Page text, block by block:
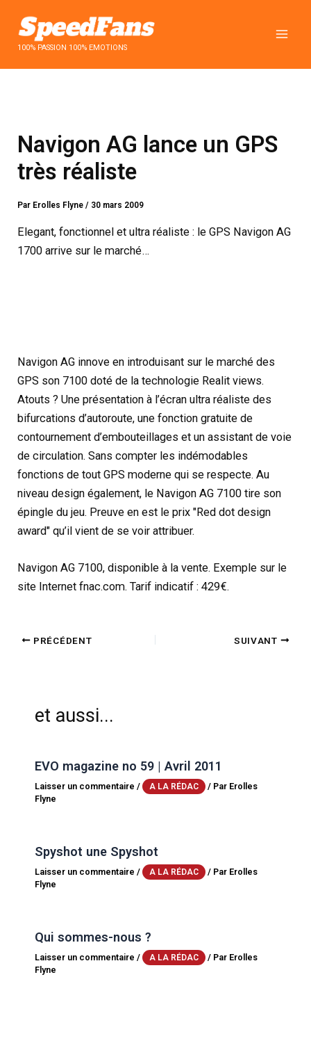
contenu100% PASSION 100% EMOTIONS
Navigon AG lance un GPS
très réaliste
Par Erolles Flyne/ 30 mars 2009
Elegant, fonctionnel et ultra réaliste : le GPS Navigon AG
1700 arrive sur le marché…
Navigon AG innove en introduisant sur le marché des
GPS son 7100 doté de la technologie Realit views.
Atouts ? Une présentation à l’écran ultra réaliste des
bifurcations d’autoroute, une fonction gratuite de
contournement d’embouteillages et un assistant de voie
de circulation. Sans compter les indémodables
fonctions de tout GPS moderne qui se respecte. Au
niveau design également, le Navigon AG 7100 tire son
épingle du jeu. Preuve en est le prix "Red dot design
award" qu’il vient de se voir attribuer.
Navigon AG 7100, disponible à la vente. Exemple sur le
site Internet fnac.com. Tarif indicatif : 429€.
PRÉCÉDENT SUIVANT
et aussi...
EVO magazine no 59 | Avril 2011
Laisser un commentaire / A LA RÉDAC / Par Erolles
Flyne
Spyshot une Spyshot
Laisser un commentaire / A LA RÉDAC / Par Erolles
Flyne
Qui sommes-nous ?
Laisser un commentaire / A LA RÉDAC / Par Erolles
Flyne